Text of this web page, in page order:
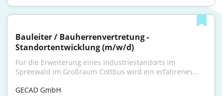
Bauleiter / Bauherrenvertretung -
Standortentwicklung (m/w/d)
Für die Erweiterung eines Industriestandorts im
Spreewald im Großraum Cottbus wird ein erfahrenes...
GECAD GmbH